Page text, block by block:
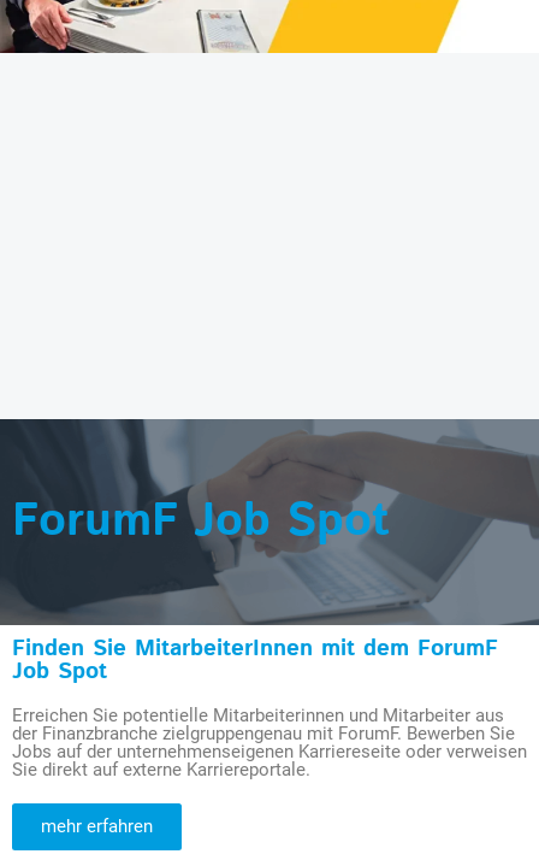
ForumF Job Spot
Finden Sie MitarbeiterInnen mit dem ForumF
Job Spot
Erreichen Sie potentielle Mitarbeiterinnen und Mitarbeiter aus
der Finanzbranche zielgruppengenau mit ForumF. Bewerben Sie
Jobs auf der unternehmenseigenen Karriereseite oder verweisen
Sie direkt auf externe Karriereportale.
mehr erfahren